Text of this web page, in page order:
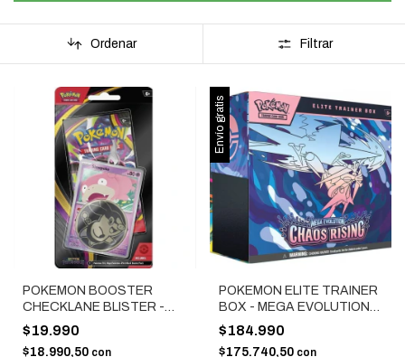
Ordenar Filtrar
POKEMON BOOSTER
CHECKLANE BLISTER -
MEGA EVOLUTION: PITCH
BLACK
$19.990
$18.990,50 con
Envío gratis
POKEMON ELITE TRAINER
BOX - MEGA EVOLUTION:
CHAOS RISING
$184.990
$175.740,50 con